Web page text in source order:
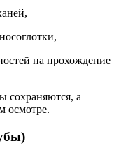
на прохождение
сохраняются, а
осмотре.